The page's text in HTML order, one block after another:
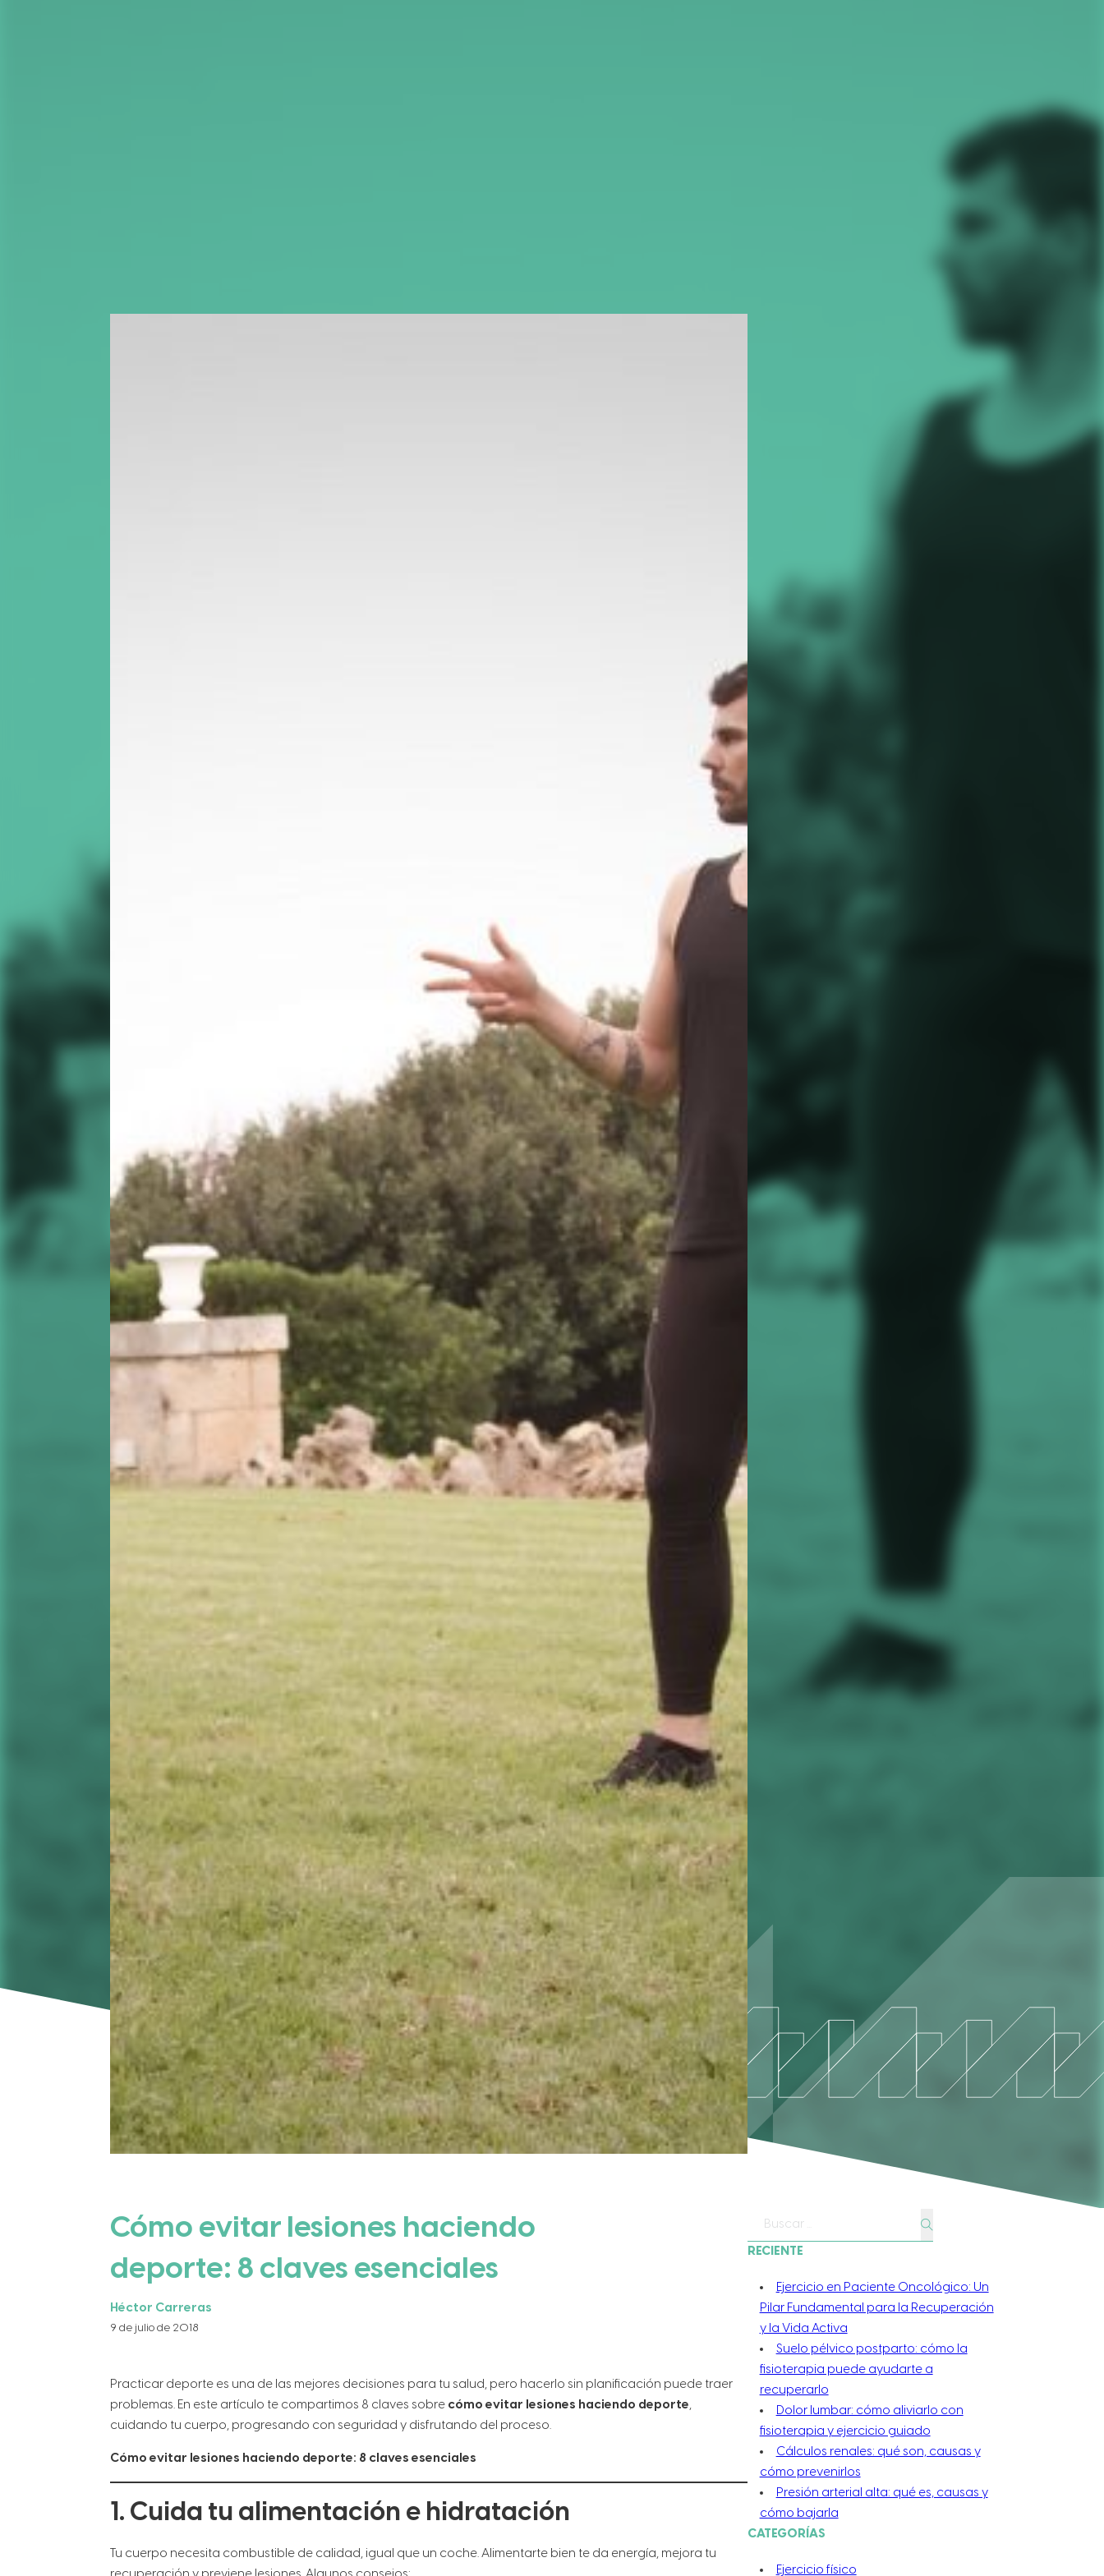
Cómo evitar lesiones haciendo
deporte: 8 claves esenciales
Héctor Carreras
9 de julio de 2018
Practicar deporte es una de las mejores decisiones para tu salud, pero hacerlo sin planificación puede traer
problemas. En este artículo te compartimos 8 claves sobre cómo evitar lesiones haciendo deporte,
cuidando tu cuerpo, progresando con seguridad y disfrutando del proceso.
Cómo evitar lesiones haciendo deporte: 8 claves esenciales
1. Cuida tu alimentación e hidratación
Tu cuerpo necesita combustible de calidad, igual que un coche. Alimentarte bien te da energía, mejora tu
RECIENTE
Ejercicio en Paciente Oncológico: Un
Pilar Fundamental para la Recuperación
y la Vida Activa
Suelo pélvico postparto: cómo la
fisioterapia puede ayudarte a
recuperarlo
Dolor lumbar: cómo aliviarlo con
fisioterapia y ejercicio guiado
Cálculos renales: qué son, causas y
cómo prevenirlos
Presión arterial alta: qué es, causas y
cómo bajarla
CATEGORÍAS
Ejercicio físico